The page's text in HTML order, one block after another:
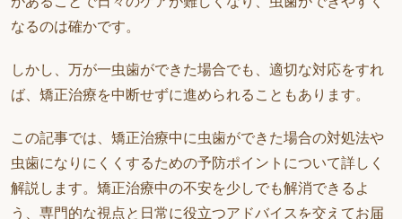
なるのは確かです。
しかし、万が一虫歯ができた場合でも、適切な対応をすれ
ば、矯正治療を中断せずに進められることもあります。
この記事では、矯正治療中に虫歯ができた場合の対処法や
虫歯になりにくくするための予防ポイントについて詳しく
解説します。矯正治療中の不安を少しでも解消できるよ
う、専門的な視点と日常に役立つアドバイスを交えてお届